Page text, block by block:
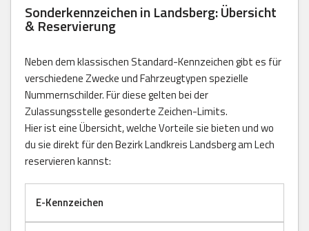
Sonderkennzeichen in Landsberg: Übersicht
& Reservierung
Neben dem klassischen Standard-Kennzeichen gibt es für
verschiedene Zwecke und Fahrzeugtypen spezielle
Nummernschilder. Für diese gelten bei der
Zulassungsstelle gesonderte Zeichen-Limits.
Hier ist eine Übersicht, welche Vorteile sie bieten und wo
du sie direkt für den Bezirk Landkreis Landsberg am Lech
reservieren kannst:
E-Kennzeichen